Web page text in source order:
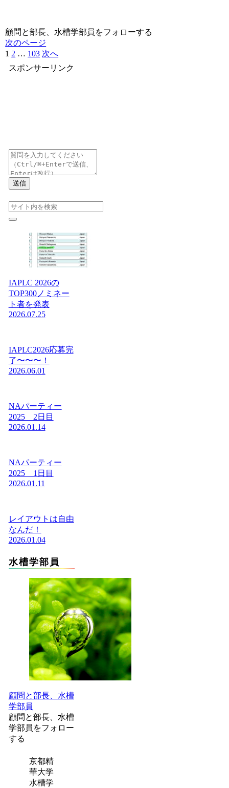
顧問と部長、水槽学部員をフォローする
次のページ
1 2 … 103 次へ
スポンサーリンク
送信
IAPLC 2026の
TOP300ノミネー
ト者を発表
2026.07.25
IAPLC2026応募完
了〜〜〜！
2026.06.01
NAパーティー
2025 2日目
2026.01.14
NAパーティー
2025 1日目
2026.01.11
レイアウトは自由
なんだ！
2026.01.04
水槽学部員
顧問と部長、水槽
学部員
顧問と部長、水槽
学部員をフォロー
する
京都精
華大学
水槽学